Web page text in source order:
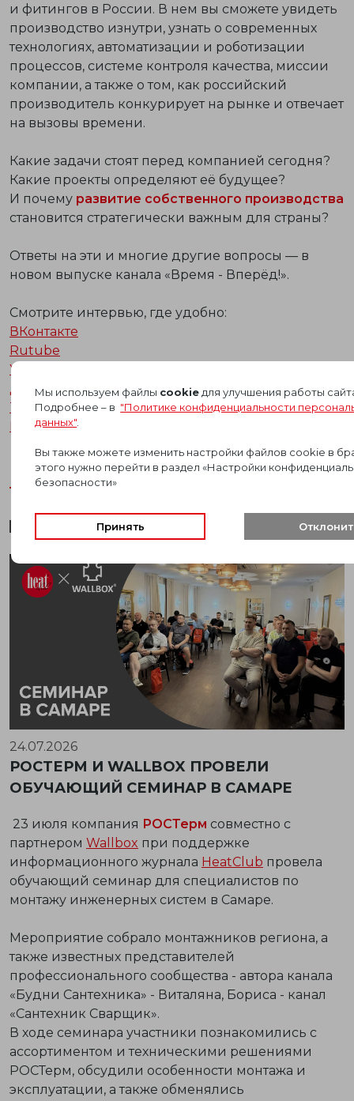
и фитингов в России. В нем вы сможете увидеть
производство изнутри, узнать о современных
технологиях, автоматизации и роботизации
процессов, системе контроля качества, миссии
компании, а также о том, как российский
производитель конкурирует на рынке и отвечает
на вызовы времени.
Какие задачи стоят перед компанией сегодня?
Какие проекты определяют её будущее?
И почему развитие собственного производства
становится стратегически важным для страны?
Ответы на эти и многие другие вопросы — в
новом выпуске канала «Время - Вперёд!».
Смотрите интервью, где удобно:
ВКонтакте
Rutube
Youtube
Дзен
Telegram
Мax
24.07.2026
РОСТЕРМ И WALLBOX ПРОВЕЛИ
ОБУЧАЮЩИЙ СЕМИНАР В САМАРЕ
23 июля компания РОСТерм совместно с
партнером Wallbox при поддержке
информационного журнала HeatClub провела
обучающий семинар для специалистов по
монтажу инженерных систем в Самаре.
Мероприятие собрало монтажников региона, а
также известных представителей
профессионального сообщества - автора канала
«Будни Сантехника» - Виталяна, Бориса - канал
«Сантехник Сварщик».
В ходе семинара участники познакомились с
ассортиментом и техническими решениями
РОСТерм, обсудили особенности монтажа и
эксплуатации, а также обменялись
Мы используем файлы cookie для улучшения работы
Подробнее – в "Политике конфиденциальности
данных"
Вы также можете изменить настройки файлов cookie в
этого нужно перейти в раздел «Настройки
безопасности»
Принять